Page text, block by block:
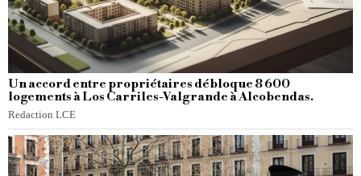
Un accord entre propriétaires débloque 8 600
logements à Los Carriles-Valgrande à Alcobendas.
Redaction LCE